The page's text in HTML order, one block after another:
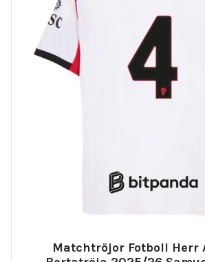
Matchtröjor Fotboll Herr